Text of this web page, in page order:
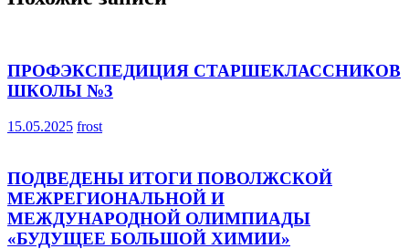
ПРОФЭКСПЕДИЦИЯ СТАРШЕКЛАССНИКОВ
ШКОЛЫ №3
15.05.2025 frost
ПОДВЕДЕНЫ ИТОГИ ПОВОЛЖСКОЙ
МЕЖРЕГИОНАЛЬНОЙ И
МЕЖДУНАРОДНОЙ ОЛИМПИАДЫ
«БУДУЩЕЕ БОЛЬШОЙ ХИМИИ»